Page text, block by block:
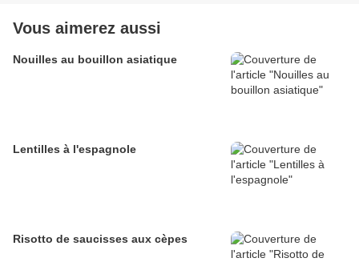
Vous aimerez aussi
Nouilles au bouillon asiatique
Lentilles à l'espagnole
Risotto de saucisses aux cèpes